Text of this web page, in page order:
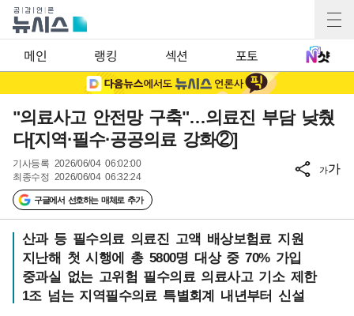
메인 랭킹 섹션 포토
"의료사고 안전망 구축"…의료진 부담 낮췄
다[지역·필수·공공의료 강화②]
기사등록 2026/06/04 06:02:00
최종수정 2026/06/04 06:32:24
구글에서 선호하는 매체로 추가
가가
산과 등 필수의료 의료진 고액 배상보험료 지원
지난해 첫 시행에 총 5800명 대상 중 70% 가입
중과실 없는 고위험 필수의료 의료사고 기소 제한
1조 넘는 지역필수의료 특별회계 내년부터 신설